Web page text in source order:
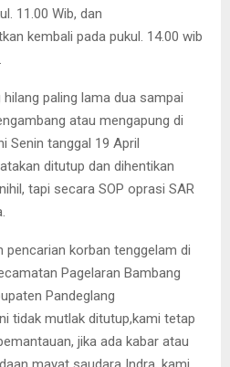
11.00 Wib, dan
kembali pada pukul. 14.00 wib
paling lama dua sampai
atau mengapung di
Senin tanggal 19 April
ditutup dan dihentikan
tapi secara SOP oprasi SAR
pencarian korban tenggelam di
Pagelaran Bambang
Pandeglang
tidak mutlak ditutup,kami tetap
jika ada kabar atau